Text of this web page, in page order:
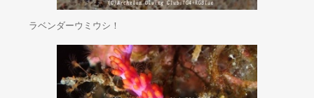
ラベンダーウミウシ！